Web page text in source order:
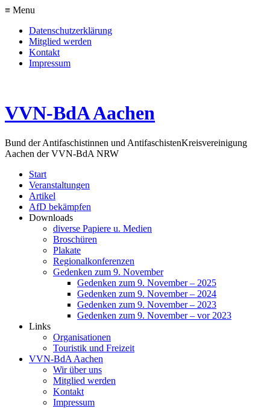
≡ Menu
Datenschutzerklärung
Mitglied werden
Kontakt
Impressum
VVN-BdA Aachen
Bund der Antifaschistinnen und AntifaschistenKreisvereinigung
Aachen der VVN-BdA NRW
Start
Veranstaltungen
Artikel
AfD bekämpfen
Downloads
diverse Papiere u. Medien
Broschüren
Plakate
Regionalkonferenzen
Gedenken zum 9. November
Gedenken zum 9. November – 2025
Gedenken zum 9. November – 2024
Gedenken zum 9. November – 2023
Gedenken zum 9. November – vor 2023
Links
Organisationen
Touristik und Freizeit
VVN-BdA Aachen
Wir über uns
Mitglied werden
Kontakt
Impressum